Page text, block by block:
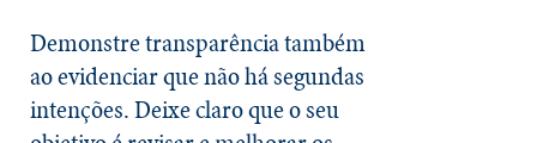
Demonstre transparência também
ao evidenciar que não há segundas
intenções. Deixe claro que o seu